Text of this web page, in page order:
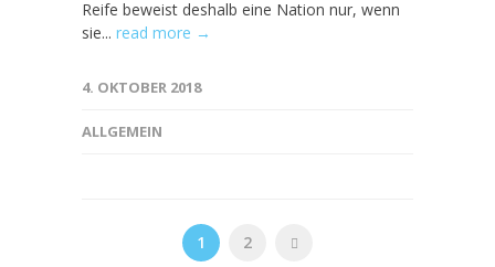
Reife beweist deshalb eine Nation nur, wenn
sie... read more →
4. OKTOBER 2018
ALLGEMEIN
1 2